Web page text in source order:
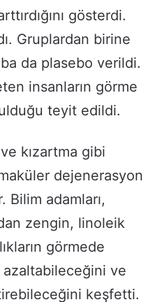
gösterdi.
Gruplardan birine
da plasebo verildi.
insanların görme
teyit edildi.
kızartma gibi
dejenerasyon
Bilim adamları,
zengin, linoleik
görmede
azaltabileceğini ve
keşfetti.